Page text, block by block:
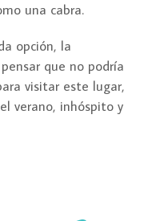
una cabra.
opción, la
que no podría
visitar este lugar,
verano, inhóspito y